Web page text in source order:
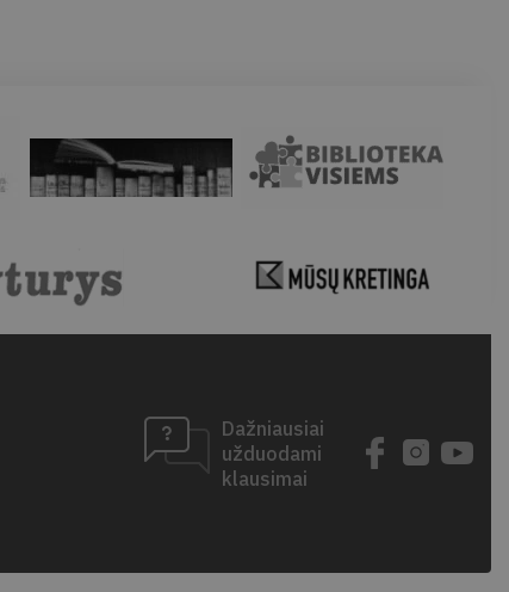
Dažniausiai
užduodami
klausimai